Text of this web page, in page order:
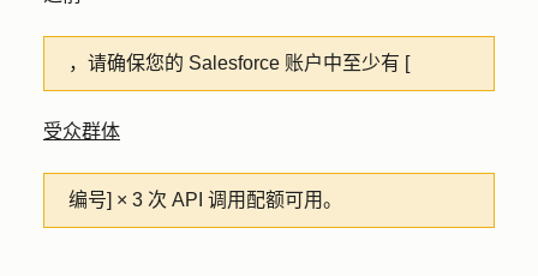
，请确保您的 Salesforce 账户中至少有 [
受众群体
编号] × 3 次 API 调用配额可用。